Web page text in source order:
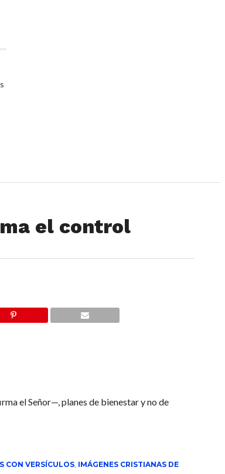
el control
elSeñor—, planes de bienestar y no de
CON VERSÍCULOS, IMÁGENES CRISTIANAS DE